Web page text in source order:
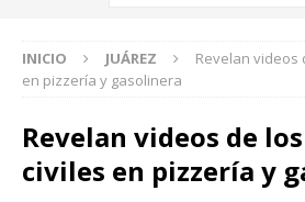
INICIO JUÁREZ
Revelan videos
en pizzería y gasolinera
Revelan videos de
civiles en pizzería y